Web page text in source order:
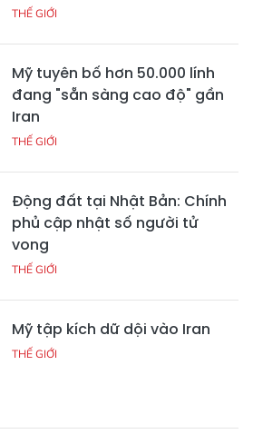
THẾ GIỚI
Mỹ tuyên bố hơn 50.000 lính
đang "sẵn sàng cao độ" gần
Iran
THẾ GIỚI
Động đất tại Nhật Bản: Chính
phủ cập nhật số người tử
vong
THẾ GIỚI
Mỹ tập kích dữ dội vào Iran
THẾ GIỚI